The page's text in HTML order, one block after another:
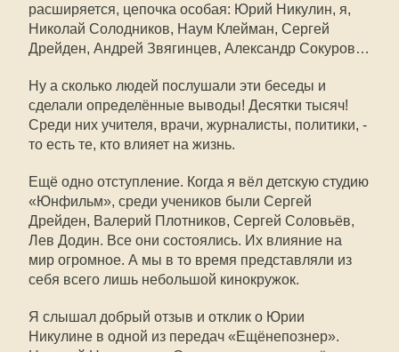
расширяется, цепочка особая: Юрий Никулин, я,
Николай Солодников, Наум Клейман, Сергей
Дрейден, Андрей Звягинцев, Александр Сокуров…
Ну а сколько людей послушали эти беседы и
сделали определённые выводы! Десятки тысяч!
Среди них учителя, врачи, журналисты, политики, -
то есть те, кто влияет на жизнь.
Ещё одно отступление. Когда я вёл детскую студию
«Юнфильм», среди учеников были Сергей
Дрейден, Валерий Плотников, Сергей Соловьёв,
Лев Додин. Все они состоялись. Их влияние на
мир огромное. А мы в то время представляли из
себя всего лишь небольшой кинокружок.
Я слышал добрый отзыв и отклик о Юрии
Никулине в одной из передач «Ещёнепознер».